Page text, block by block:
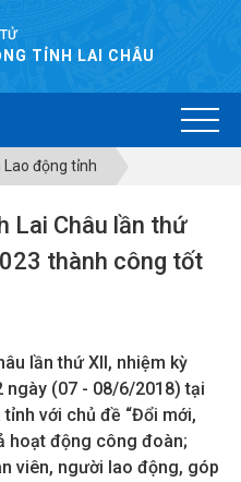
TỈNH LAI CHÂU
Lao động tỉnh
Lai Châu lần thứ
thành công tốt
lần thứ XII, nhiệm kỳ
ngày (07 - 08/6/2018) tại
với chủ đề “Đổi mới,
hoạt động công đoàn;
viên, người lao động, góp